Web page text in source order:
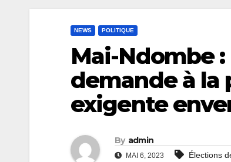
NEWS POLITIQUE
Mai-Ndombe
demande à la
exigente
By admin
MAI 6, 2023 Élections